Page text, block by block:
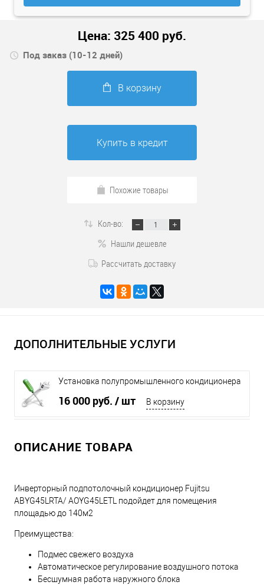
Цена: 325 400 руб.
Под заказ (10-12 дней)
В корзину
Купить в кредит
Похожие товары
Кол-во:
Нашли дешевле
Рассчитать доставку
ДОПОЛНИТЕЛЬНЫЕ УСЛУГИ
Установка полупромышленного кондиционера
16 000 руб. / шт В корзину
ОПИСАНИЕ ТОВАРА
Инверторный подпотолочный кондиционер Fujitsu
ABYG45LRTA/ AOYG45LETL подойдет для помещения
площадью до 140м2
Преимущества:
Подмес свежего воздуха
Автоматическое регулирование воздушного потока
Бесшумная работа наружного блока